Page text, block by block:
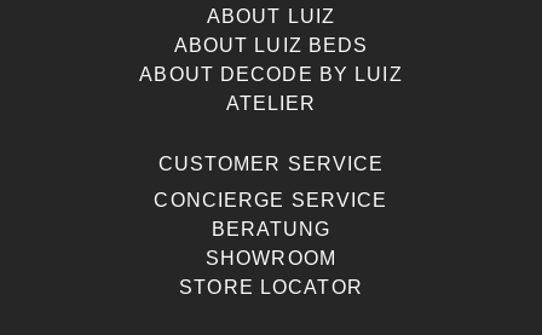
ABOUT LUIZ
ABOUT LUIZ BEDS
ABOUT DECODE BY LUIZ
ATELIER
CUSTOMER SERVICE
CONCIERGE SERVICE
BERATUNG
SHOWROOM
STORE LOCATOR